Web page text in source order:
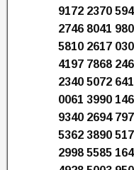
9172 2370
2746 8041
5810 2617
4197 7868
2340 5072
0061 3990
9340 2694
5362 3890
2998 5585